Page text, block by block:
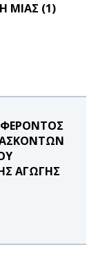
ΜΙΑΣ (1)
ΑΓΩΓΗΣ